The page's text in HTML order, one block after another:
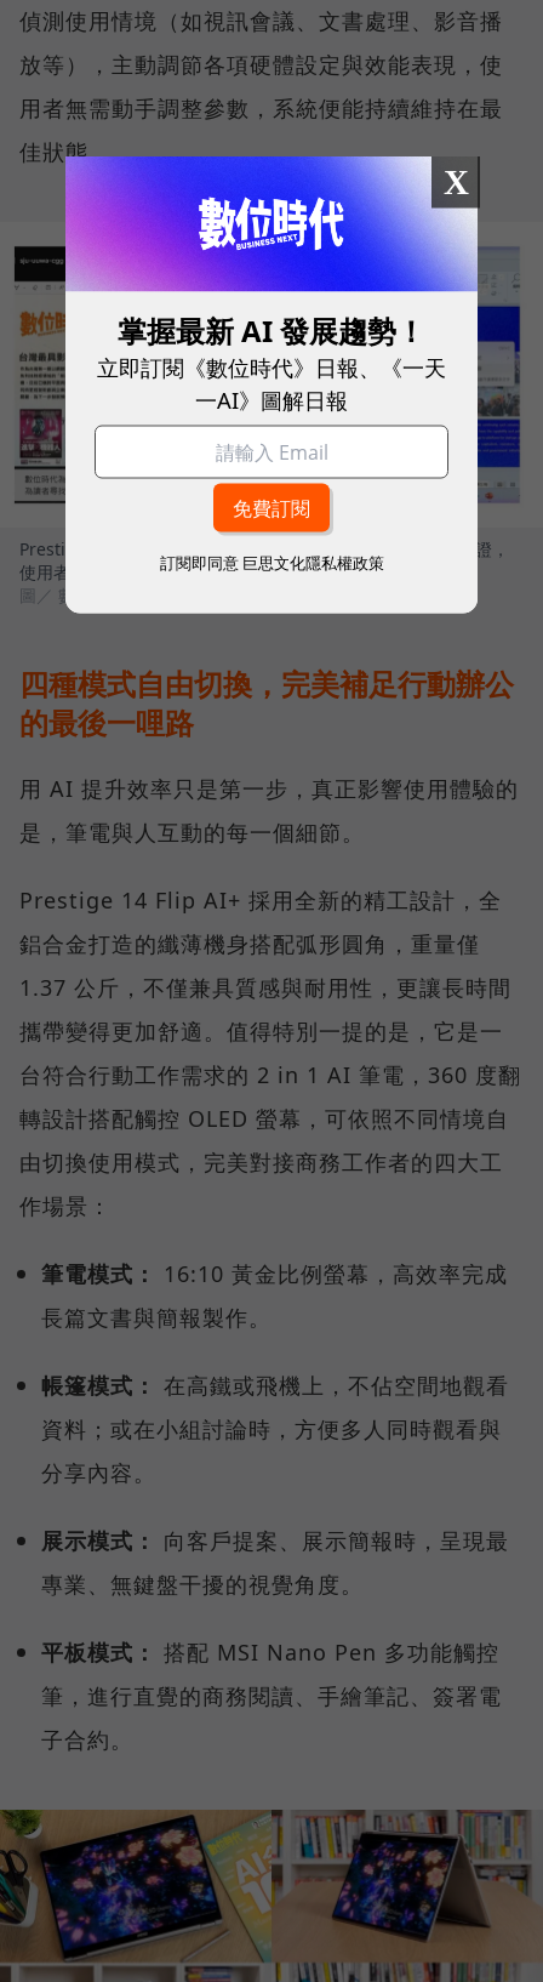
偵測使用情境（如視訊會議、文書處理、影音播
放等），主動調節各項硬體設定與效能表現，使
用者無需動手調整參數，系統便能持續維持在最
佳狀態。
Prestige 14 Flip AI+完美符合 Windows Copilot+ PC 架構認證，
使用者可解鎖多項雲端無法執行的關鍵功能
圖／ 數位時代
四種模式自由切換，完美補足行動辦公
的最後一哩路
用 AI 提升效率只是第一步，真正影響使用體驗的
是，筆電與人互動的每一個細節。
Prestige 14 Flip AI+ 採用全新的精工設計，全
鋁合金打造的纖薄機身搭配弧形圓角，重量僅
1.37 公斤，不僅兼具質感與耐用性，更讓長時間
攜帶變得更加舒適。值得特別一提的是，它是一
台符合行動工作需求的 2 in 1 AI 筆電，360 度翻
轉設計搭配觸控 OLED 螢幕，可依照不同情境自
由切換使用模式，完美對接商務工作者的四大工
作場景：
筆電模式：
16:10 黃金比例螢幕，高效率完成
長篇文書與簡報製作。
帳篷模式： 在高鐵或飛機上，不佔空間地觀看
資料；或在小組討論時，方便多人同時觀看與
分享內容。
展示模式：
向客戶提案、展示簡報時，呈現最
專業、無鍵盤干擾的視覺角度。
平板模式： 搭配 MSI Nano Pen 多功能觸控
筆，進行直覺的商務閱讀、手繪筆記、簽署電
子合約。
X
掌握最新 AI 發展趨勢！
立即訂閱《數位時代》日報、《一天
一AI》圖解日報
訂閱即同意 巨思文化隱私權政策